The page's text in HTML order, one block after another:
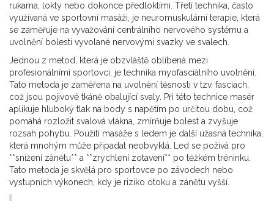
rukama, lokty nebo dokonce předloktími. Třetí technika, často
využívaná ve sportovní masáži, je neuromuskulární terapie, která
se zaměřuje na vyvažování centrálního nervového systému a
uvolnění bolesti vyvolané nervovými svazky ve svalech.
Jednou z metod, která je obzvláště oblíbená mezi
profesionálními sportovci, je technika myofasciálního uvolnění.
Tato metoda je zaměřena na uvolnění těsnosti v tzv. fasciach,
což jsou pojivové tkáně obalující svaly. Při této technice masér
aplikuje hluboký tlak na body s napětím po určitou dobu, což
pomáhá rozložit svalová vlákna, zmírňuje bolest a zvyšuje
rozsah pohybu. Použití masáže s ledem je další úžasná technika,
která mnohým může připadat neobvyklá. Led se požívá pro
**snížení zánětu** a **zrychlení zotavení** po těžkém tréninku.
Tato metoda je skvělá pro sportovce po závodech nebo
vystupních výkonech, kdy je riziko otoku a zánětu vyšší.